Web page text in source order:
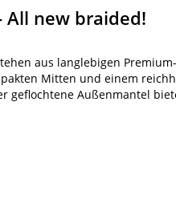
new braided!
aus langlebigen
Mitten und einem
geflochtene Außenmantel